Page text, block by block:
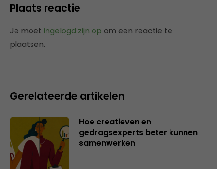
Plaats reactie
Je moet ingelogd zijn op om een reactie te
plaatsen.
Gerelateerde artikelen
Hoe creatieven en
gedragsexperts beter kunnen
samenwerken